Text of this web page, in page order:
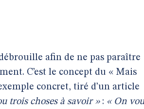
afin de ne pas paraître
C’est le concept du « Mais
concret, tiré d’un article
trois choses à savoir »: « On